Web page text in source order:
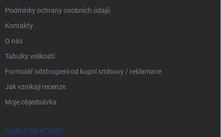
Podmínky ochrany osobních údajů
Kontakty
O nás
Tabulky velikostí
Formulář odstoupení od kupní smlouvy / reklamace
Jak vznikají recenze.
Moje objednávka
NÁKUPNÍ KOŠÍK